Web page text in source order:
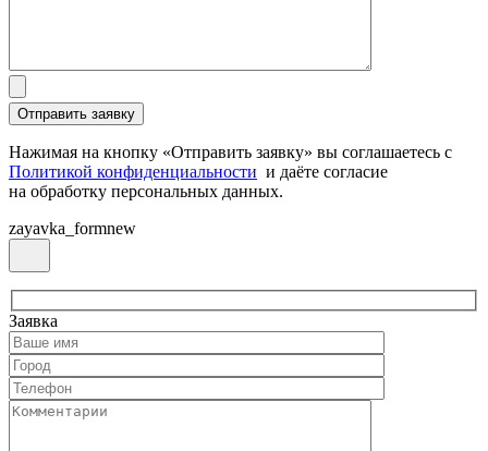
Нажимая на кнопку «Отправить заявку» вы соглашаетесь с
Политикой конфиденциальности и даёте согласие
на обработку персональных данных.
zayavka_formnew
Заявка